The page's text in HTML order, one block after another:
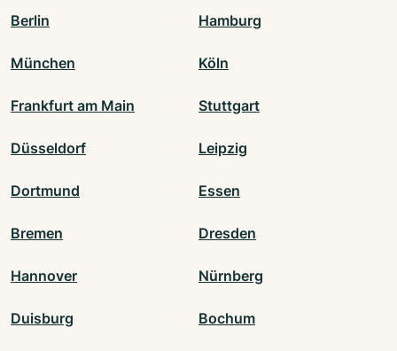
Berlin Hamburg
München Köln
Frankfurt am Main Stuttgart
Düsseldorf Leipzig
Dortmund Essen
Bremen Dresden
Hannover Nürnberg
Duisburg Bochum